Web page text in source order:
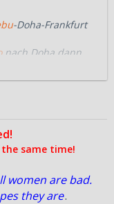
-Doha-Frankfurt
nach Doha dann
Business
nicht
same time!
women are bad.
they are.